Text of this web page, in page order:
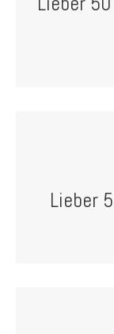
Lieber